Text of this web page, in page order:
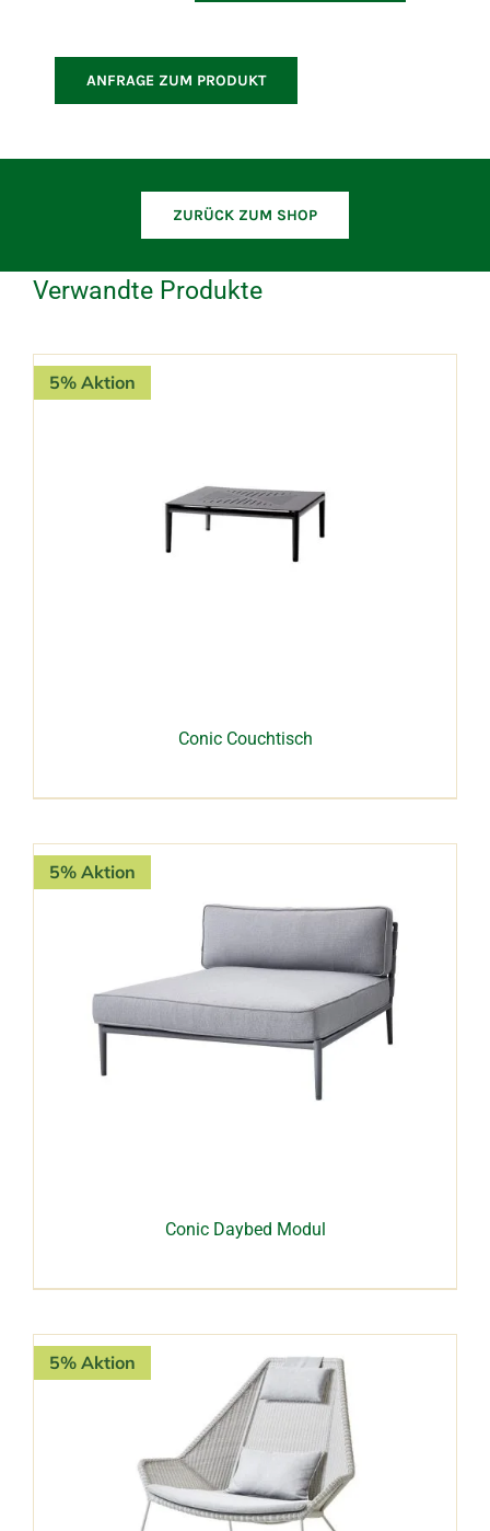
Modulsofa
Menge
ANFRAGE ZUM PRODUKT
ZURÜCK ZUM SHOP
Verwandte Produkte
5% Aktion
Conic Couchtisch
5% Aktion
Conic Daybed Modul
5% Aktion